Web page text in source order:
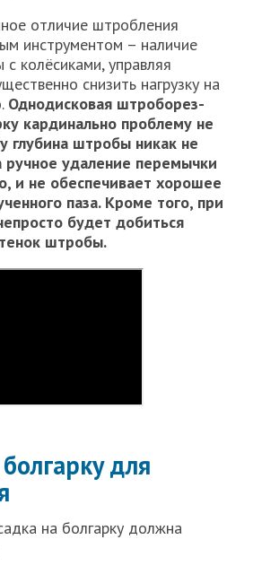
отличие штробления
инструментом – наличие
колёсиками, управляя
снизить нагрузку на
Однодисковая штроборез-
кардинально проблему не
глубина штробы никак не
ручное удаление перемычки
и не обеспечивает хорошее
паза. Кроме того, при
будет добиться
штробы.
для
на болгарку должна